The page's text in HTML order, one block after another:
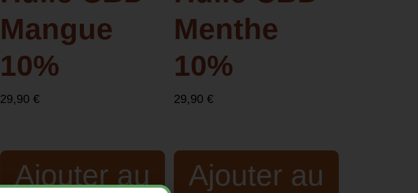
Mangue
10%
29,90€
Ajouter au
Menthe
10%
29,90 €
Ajouter au